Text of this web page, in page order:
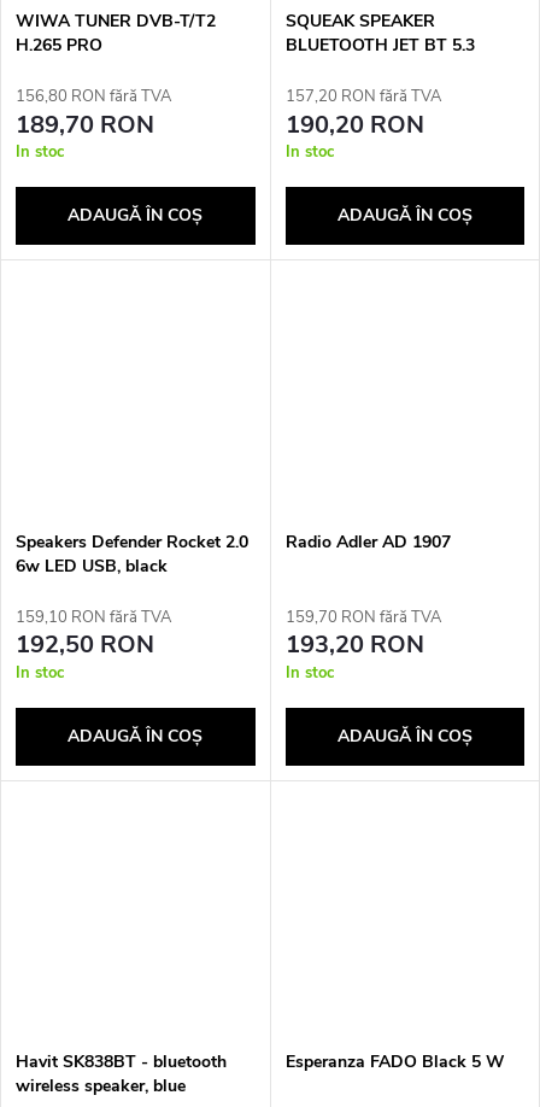
WIWA TUNER DVB-T/T2
H.265 PRO
156,80 RON fără TVA
189,70 RON
In stoc
ADAUGĂ ÎN COŞ
SQUEAK SPEAKER
BLUETOOTH JET BT 5.3
157,20 RON fără TVA
190,20 RON
In stoc
ADAUGĂ ÎN COŞ
Speakers Defender Rocket 2.0
6w LED USB, black
159,10 RON fără TVA
192,50 RON
In stoc
ADAUGĂ ÎN COŞ
Radio Adler AD 1907
159,70 RON fără TVA
193,20 RON
In stoc
ADAUGĂ ÎN COŞ
Havit SK838BT - bluetooth
wireless speaker, blue
Esperanza FADO Black 5 W